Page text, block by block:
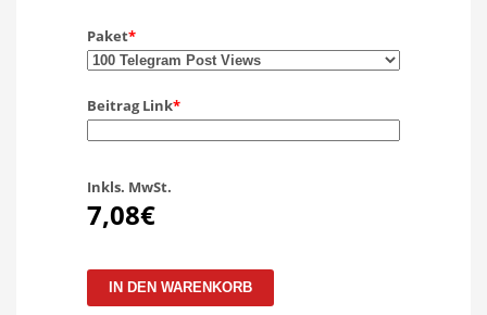
Paket*
Beitrag Link*
Inkls. MwSt.
7,08€
Telegram
Post
IN DEN WARENKORB